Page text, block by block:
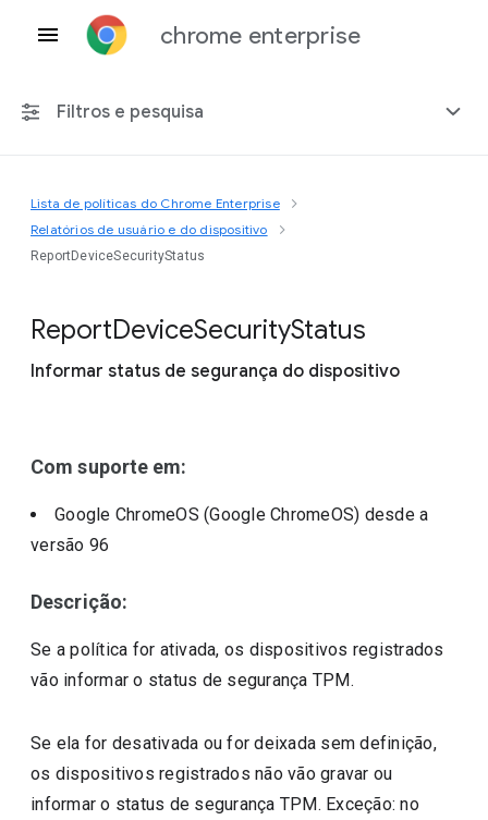
chrome enterprise
Filtros e pesquisa
Qualquer plataforma
Chrome 151
Incluir políticas suspensas
Lista de políticas do Chrome Enterprise
Relatórios de usuário e do dispositivo
ReportDeviceSecurityStatus
ReportDeviceSecurityStatus
Informar status de segurança do dispositivo
Com suporte em:
Google ChromeOS (Google ChromeOS) desde a
versão 96
Descrição:
Se a política for ativada, os dispositivos registrados
vão informar o status de segurança TPM.
Se ela for desativada ou for deixada sem definição,
os dispositivos registrados não vão gravar ou
informar o status de segurança TPM. Exceção: no